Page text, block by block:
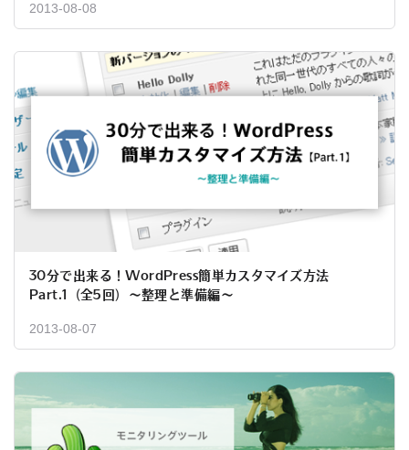
2013-08-08
30分で出来る！WordPress簡単カスタマイズ方法
Part.1（全5回）～整理と準備編～
2013-08-07